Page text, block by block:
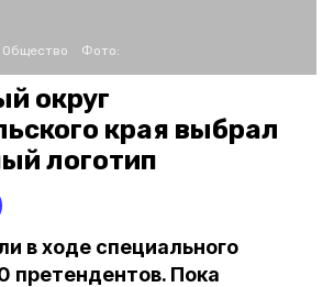
Общество Фото:
округ
края выбрал
логотип
в ходе специального
претендентов. Пока